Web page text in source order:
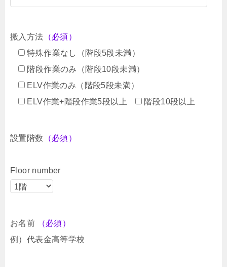
搬入方法 （必須）
特殊作業なし（階段5段未満）
階段作業のみ（階段10段未満）
ELV作業のみ（階段5段未満）
ELV作業+階段作業5段以上
階段10段以上
設置階数 （必須）
Floor number
お名前
（必須）
例）代表金高等学校